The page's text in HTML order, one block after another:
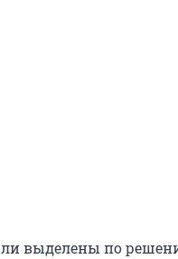
выделены по